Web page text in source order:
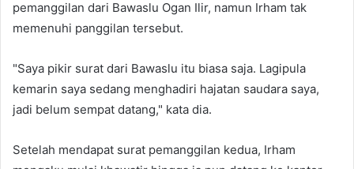
pemanggilan dari Bawaslu Ogan Ilir, namun Irham tak
memenuhi panggilan tersebut.
"Saya pikir surat dari Bawaslu itu biasa saja. Lagipula
kemarin saya sedang menghadiri hajatan saudara saya,
jadi belum sempat datang," kata dia.
Setelah mendapat surat pemanggilan kedua, Irham